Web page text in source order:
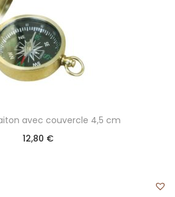
avec couvercle 4,5 cm
12,80 €